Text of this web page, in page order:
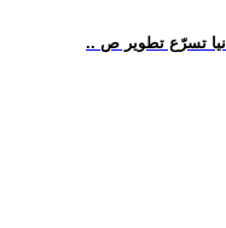
تسرّع تطوير ص